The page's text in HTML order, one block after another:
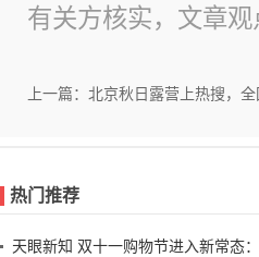
有关方核实，文章
上一篇：北京秋日露营上热搜，
热门推荐
天眼新知 双十一购物节进入新常态